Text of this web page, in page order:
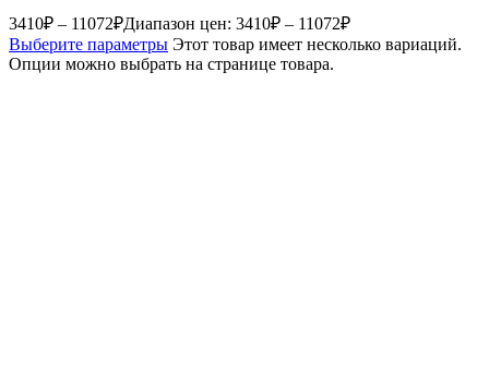
3410₽ – 11072₽Диапазон цен: 3410₽ – 11072₽
Выберите параметры Этот товар имеет несколько вариаций.
Опции можно выбрать на странице товара.